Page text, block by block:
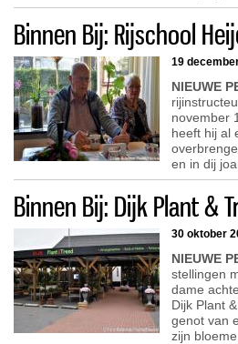
Binnen Bij: Rijschool
19
NIEUWE
november
heeft hij al
en in dij
Binnen Bij: Dijk Plant &
30 oktober
NIEUWE
stellingen
dame
Dijk Plant
genot van
zijn